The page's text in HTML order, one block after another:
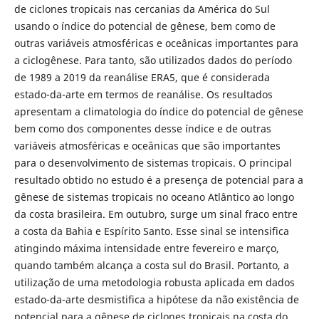
de ciclones tropicais nas cercanias da América do Sul
usando o índice do potencial de gênese, bem como de
outras variáveis atmosféricas e oceânicas importantes para
a ciclogênese. Para tanto, são utilizados dados do período
de 1989 a 2019 da reanálise ERA5, que é considerada
estado-da-arte em termos de reanálise. Os resultados
apresentam a climatologia do índice do potencial de gênese
bem como dos componentes desse índice e de outras
variáveis atmosféricas e oceânicas que são importantes
para o desenvolvimento de sistemas tropicais. O principal
resultado obtido no estudo é a presença de potencial para a
gênese de sistemas tropicais no oceano Atlântico ao longo
da costa brasileira. Em outubro, surge um sinal fraco entre
a costa da Bahia e Espírito Santo. Esse sinal se intensifica
atingindo máxima intensidade entre fevereiro e março,
quando também alcança a costa sul do Brasil. Portanto, a
utilização de uma metodologia robusta aplicada em dados
estado-da-arte desmistifica a hipótese da não existência de